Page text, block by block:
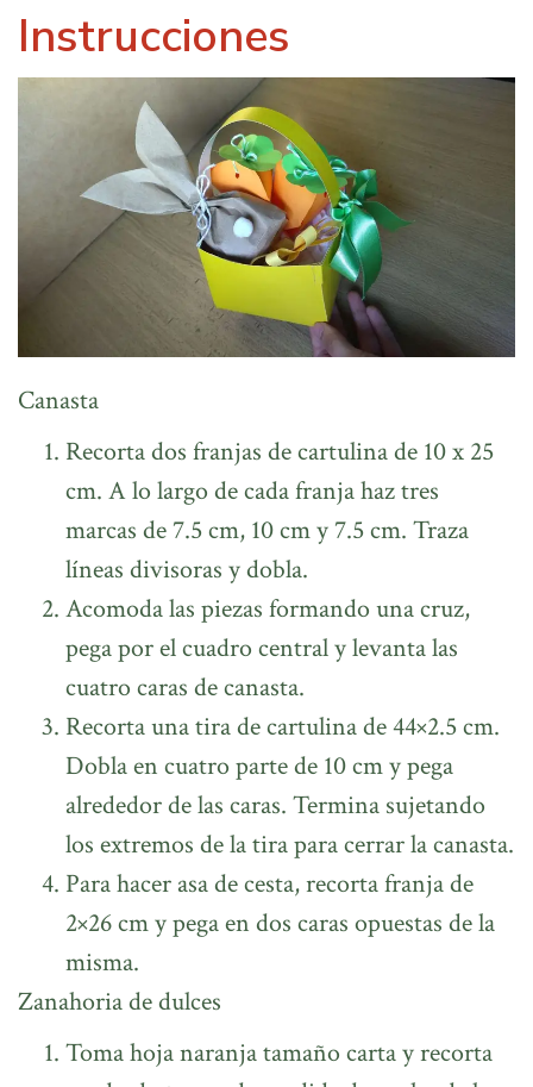
Instrucciones
Canasta
Recorta dos franjas de cartulina de 10 x 25
cm. A lo largo de cada franja haz tres
marcas de 7.5 cm, 10 cm y 7.5 cm. Traza
líneas divisoras y dobla.
Acomoda las piezas formando una cruz,
pega por el cuadro central y levanta las
cuatro caras de canasta.
Recorta una tira de cartulina de 44×2.5 cm.
Dobla en cuatro parte de 10 cm y pega
alrededor de las caras. Termina sujetando
los extremos de la tira para cerrar la canasta.
Para hacer asa de cesta, recorta franja de
2×26 cm y pega en dos caras opuestas de la
misma.
Zanahoria de dulces
Toma hoja naranja tamaño carta y recorta